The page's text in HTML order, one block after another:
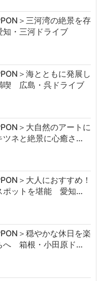
＞三河湾の絶景を存
知・三河ドライブ
＞海とともに発展し
喫 広島・呉ドライブ
＞大自然のアートに
ツネと絶景に心癒さ…
＞大人におすすめ！
ポットを堪能 愛知…
＞穏やかな休日を楽
へ 箱根・小田原ド…